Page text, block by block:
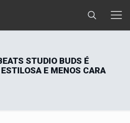
STUDIO BUDS É
E MENOS CARA